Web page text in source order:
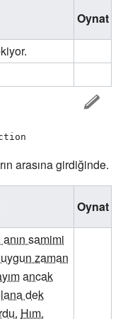
Oynat
arasına girdiğinde.
Oynat
samimi
zaman
ancak
dek
Hım.